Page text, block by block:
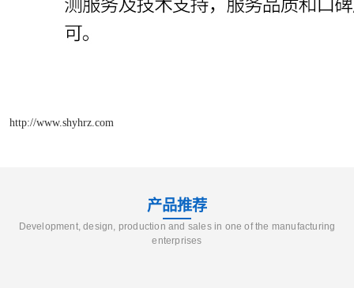
http://www.shyhrz.com
产品推荐
Development, design, production and sales in one of the manufacturing
enterprises